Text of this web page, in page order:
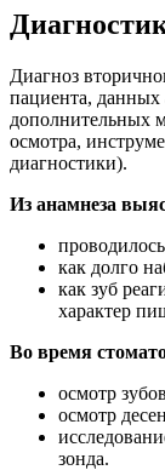
Диагноз
пациента, данных
дополнительных
осмотра,
диагностики).
Из анамнеза
как долго
как зуб
характер
Во время
осмотр
осмотр
зонда.